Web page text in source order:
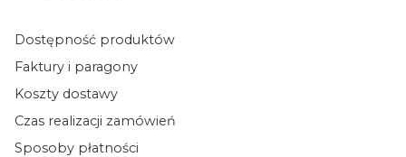
Dostępność produktów
Faktury i paragony
Koszty dostawy
Czas realizacji zamówień
Sposoby płatności